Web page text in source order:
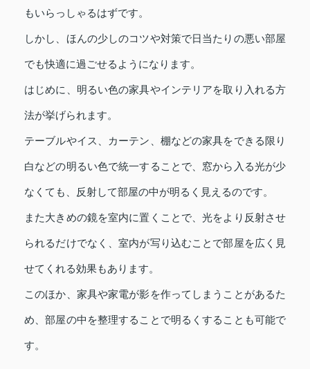
もいらっしゃるはずです。
しかし、ほんの少しのコツや対策で日当たりの悪い部屋
でも快適に過ごせるようになります。
はじめに、明るい色の家具やインテリアを取り入れる方
法が挙げられます。
テーブルやイス、カーテン、棚などの家具をできる限り
白などの明るい色で統一することで、窓から入る光が少
なくても、反射して部屋の中が明るく見えるのです。
また大きめの鏡を室内に置くことで、光をより反射させ
られるだけでなく、室内が写り込むことで部屋を広く見
せてくれる効果もあります。
このほか、家具や家電が影を作ってしまうことがあるた
め、部屋の中を整理することで明るくすることも可能で
す。